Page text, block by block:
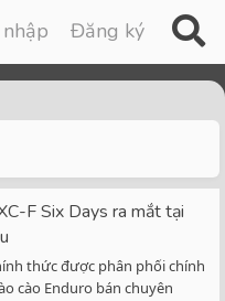
Đăng ký
F Six Days ra mắt tại
thức được phân phối chính
cào Enduro bán chuyên